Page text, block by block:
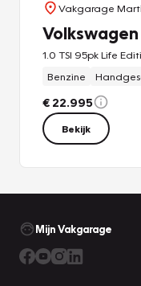
Vakgarage
Volkswagen
1.0 TSI 95pk Life
Benzine
€ 22.995
Bekijk
Mijn Vakgarage